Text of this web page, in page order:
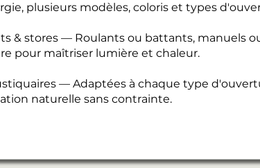
plusieurs modèles, coloris et types
& stores — Roulants ou battants, manuels
pour maîtriser lumière et chaleur.
— Adaptées à chaque type
naturelle sans contrainte.